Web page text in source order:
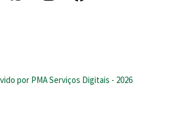
por PMA Serviços Digitais - 2026